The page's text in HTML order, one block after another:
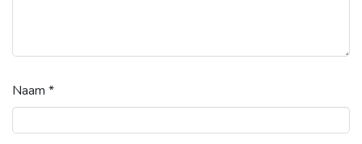
Naam *